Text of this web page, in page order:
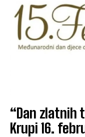
“Dan zlatnih
Krupi 16.